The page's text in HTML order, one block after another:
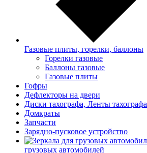
Газовые плиты, горелки, баллоны
Горелки газовые
Баллоны газовые
Газовые плиты
Гофры
Дефлекторы на двери
Диски тахографа, Ленты тахографа
Домкраты
Запчасти
Зарядно-пусковое устройство
грузовых автомобилей